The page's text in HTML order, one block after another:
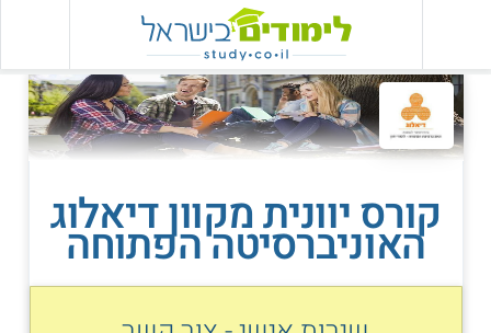
קורס יוונית מקוון דיאלוג
האוניברסיטה הפתוחה